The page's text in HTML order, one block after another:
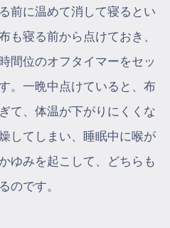
前に温めて消して寝るとい
も寝る前から点けておき、
間位のオフタイマーをセッ
。一晩中点けていると、布
て、体温が下がりにくくな
してしまい、睡眠中に喉が
ゆみを起こして、どちらも
のです。